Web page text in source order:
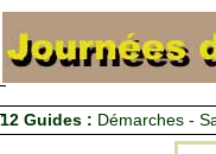
12 Guides : Démarches -